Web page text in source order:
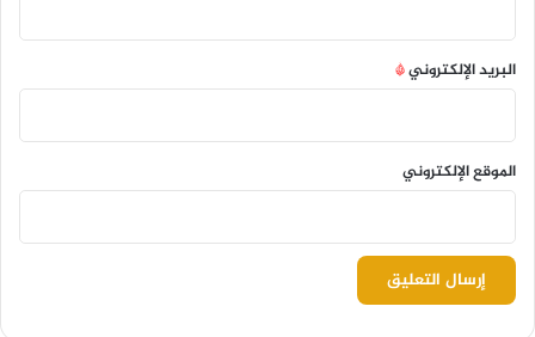
البريد الإلكتروني*
الموقع الإلكتروني